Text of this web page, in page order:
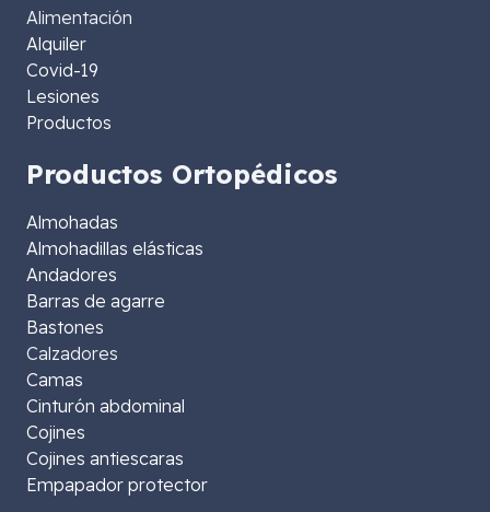
Alimentación
Alquiler
Covid-19
Lesiones
Productos
Productos Ortopédicos
Almohadas
Almohadillas elásticas
Andadores
Barras de agarre
Bastones
Calzadores
Camas
Cinturón abdominal
Cojines
Cojines antiescaras
Empapador protector